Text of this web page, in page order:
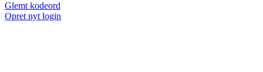
Glemt kodeord
Opret nyt login